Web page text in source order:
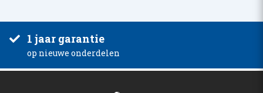
1 jaar garantie
op nieuwe onderdelen